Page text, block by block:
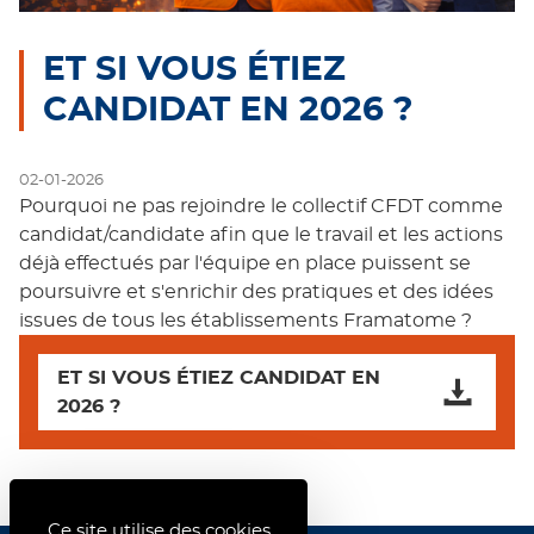
ET SI VOUS ÉTIEZ
CANDIDAT EN 2026 ?
02-01-2026
Pourquoi ne pas rejoindre le collectif CFDT comme
candidat/candidate afin que le travail et les actions
déjà effectués par l'équipe en place puissent se
poursuivre et s'enrichir des pratiques et des idées
issues de tous les établissements Framatome ?
ET SI VOUS ÉTIEZ CANDIDAT EN
2026 ?